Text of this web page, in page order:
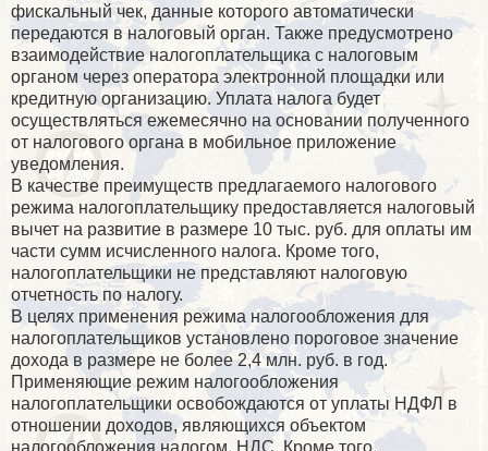
фискальный чек, данные которого автоматически
передаются в налоговый орган. Также предусмотрено
взаимодействие налогоплательщика с налоговым
органом через оператора электронной площадки или
кредитную организацию. Уплата налога будет
осуществляться ежемесячно на основании полученного
от налогового органа в мобильное приложение
уведомления.
В качестве преимуществ предлагаемого налогового
режима налогоплательщику предоставляется налоговый
вычет на развитие в размере 10 тыс. руб. для оплаты им
части сумм исчисленного налога. Кроме того,
налогоплательщики не представляют налоговую
отчетность по налогу.
В целях применения режима налогообложения для
налогоплательщиков установлено пороговое значение
дохода в размере не более 2,4 млн. руб. в год.
Применяющие режим налогообложения
налогоплательщики освобождаются от уплаты НДФЛ в
отношении доходов, являющихся объектом
налогообложения налогом, НДС. Кроме того,